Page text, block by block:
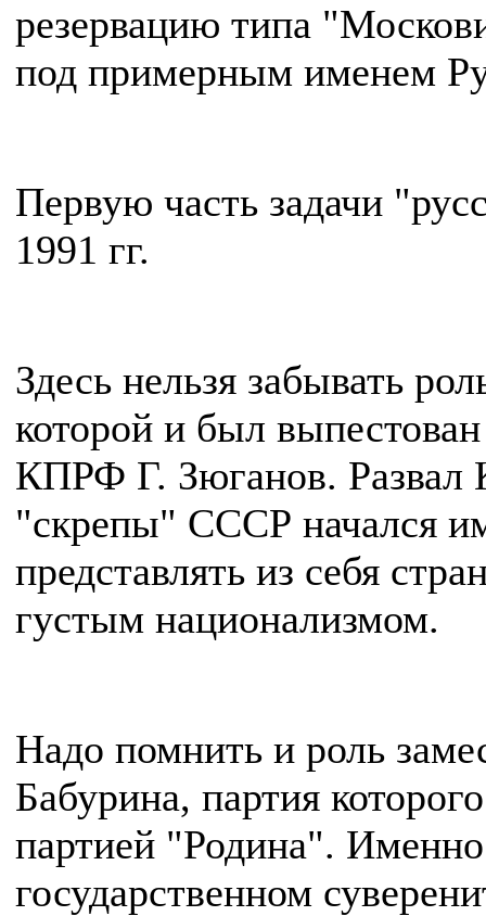
резервацию типа
под примерным именем
Первую часть задачи
1991 гг.
Здесь нельзя забывать
которой и был
КПРФ Г. Зюганов. Развал
"скрепы" СССР начался
представлять из себя
густым национализмом.
Надо помнить и роль
Бабурина, партия
партией "Родина".
государственном